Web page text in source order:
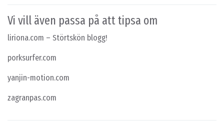
Vi vill även passa på att tipsa om
liriona.com – Störtskön blogg!
porksurfer.com
yanjin-motion.com
zagranpas.com